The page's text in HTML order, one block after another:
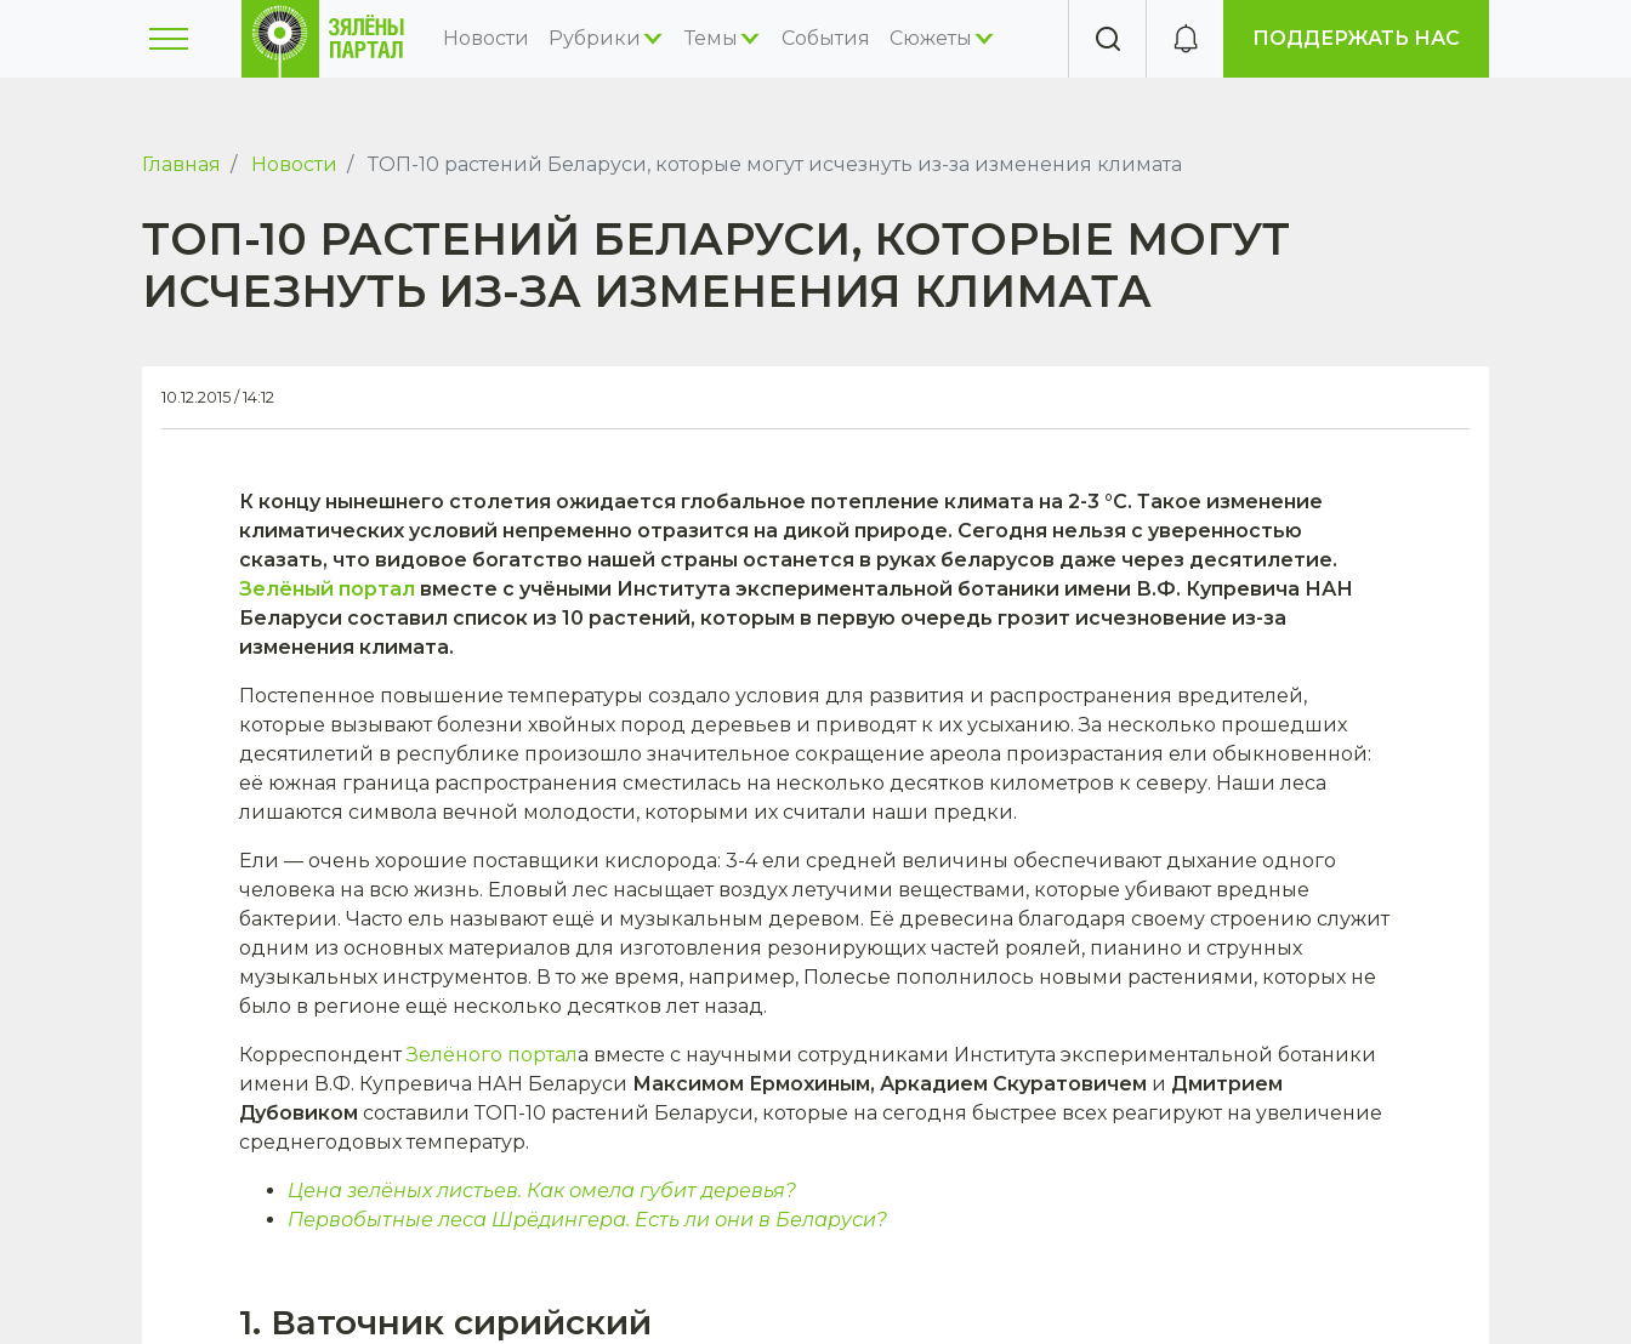
Новости Рубрики Темы События Сюжеты ПОДДЕРЖАТЬ НАС
Главная Новости ТОП-10 растений Беларуси, которые могут исчезнуть из-за изменения климата
ТОП-10 РАСТЕНИЙ БЕЛАРУСИ, КОТОРЫЕ МОГУТ
ИСЧЕЗНУТЬ ИЗ-ЗА ИЗМЕНЕНИЯ КЛИМАТА
10.12.2015 / 14:12
К концу нынешнего столетия ожидается глобальное потепление климата на 2-3 °С. Такое изменение
климатических условий непременно отразится на дикой природе. Сегодня нельзя с уверенностью
сказать, что видовое богатство нашей страны останется в руках беларусов даже через десятилетие.
Зелёный портал вместе с учёными Института экспериментальной ботаники имени В.Ф. Купревича НАН
Беларуси составил список из 10 растений, которым в первую очередь грозит исчезновение из-за
изменения климата.
Постепенное повышение температуры создало условия для развития и распространения вредителей,
которые вызывают болезни хвойных пород деревьев и приводят к их усыханию. За несколько прошедших
десятилетий в республике произошло значительное сокращение ареола произрастания ели обыкновенной:
её южная граница распространения сместилась на несколько десятков километров к северу. Наши леса
лишаются символа вечной молодости, которыми их считали наши предки.
Ели — очень хорошие поставщики кислорода: 3-4 ели средней величины обеспечивают дыхание одного
человека на всю жизнь. Еловый лес насыщает воздух летучими веществами, которые убивают вредные
бактерии. Часто ель называют ещё и музыкальным деревом. Её древесина благодаря своему строению служит
одним из основных материалов для изготовления резонирующих частей роялей, пианино и струнных
музыкальных инструментов. В то же время, например, Полесье пополнилось новыми растениями, которых не
было в регионе ещё несколько десятков лет назад.
КорреспондентЗелёного портала вместе с научными сотрудниками Института экспериментальной ботаники
имени В.Ф. Купревича НАН Беларуси Максимом Ермохиным, Аркадием Скуратовичем и Дмитрием
Дубовиком составили ТОП-10 растений Беларуси, которые на сегодня быстрее всех реагируют на увеличение
среднегодовых температур.
Цена зелёных листьев. Как омела губит деревья?
Первобытные леса Шрёдингера. Есть ли они в Беларуси?
1. Ваточник сирийский